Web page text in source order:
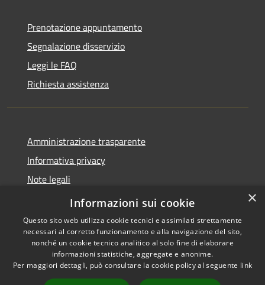
Prenotazione appuntamento
Segnalazione disservizio
Leggi le FAQ
Richiesta assistenza
Amministrazione trasparente
Informativa privacy
Note legali
Dichiarazione di accessibilità
Accessibilità
Copyright © 2026 • Comune di
Badolato • Powered by
×
Informazioni sui cookie
Questo sito web utilizza cookie tecnici e assimilati strettamente
necessari al corretto funzionamento e alla navigazione del sito,
nonché un cookie tecnico analitico al solo fine di elaborare
informazioni statistiche, aggregate e anonime.
Per maggiori dettagli, può consultare la cookie policy al seguente link